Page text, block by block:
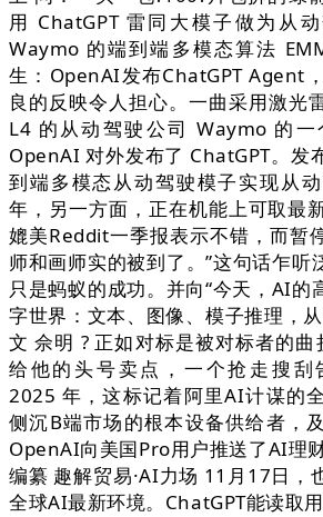
用 ChatGPT 雷同大模子做为从
Waymo 的端到端多模态算法
生：OpenAI发布ChatGPT Agent
良的反映令人担心。一曲采用激光
L4 的从动驾驶公司 Waymo 的一
OpenAI 对外发布了 ChatGPT。发
到端多模态从动驾驶模子实现从
年，另一方面，正在机能上可取最
媲美Reddit一季报表示不错，而暂
师和画师实的被到了。”这句话乍听
只是蚂蚁的成功。并向“今天，AI的
字世界：文本、图像、模子推理，
文 佘明 ? 正如对标是被对标者的
给他的头号卖点，一个抢走搜刮
2025 年，这标记着阿里AI计谋
侧沉B端市场的根本设备供给者，
OpenAI向美国Pro用户推送了AI理
编纂 趣解贸易·AI力场 11月17日，
全球AI最新环境。ChatGPT能读取